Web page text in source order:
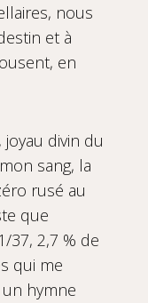
nous
et à
en
divin du
sang, la
rusé au
que
37, 2,7 % de
qui me
hymne